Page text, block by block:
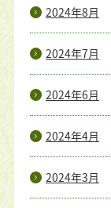
2024年8月
2024年7月
2024年6月
2024年4月
2024年3月